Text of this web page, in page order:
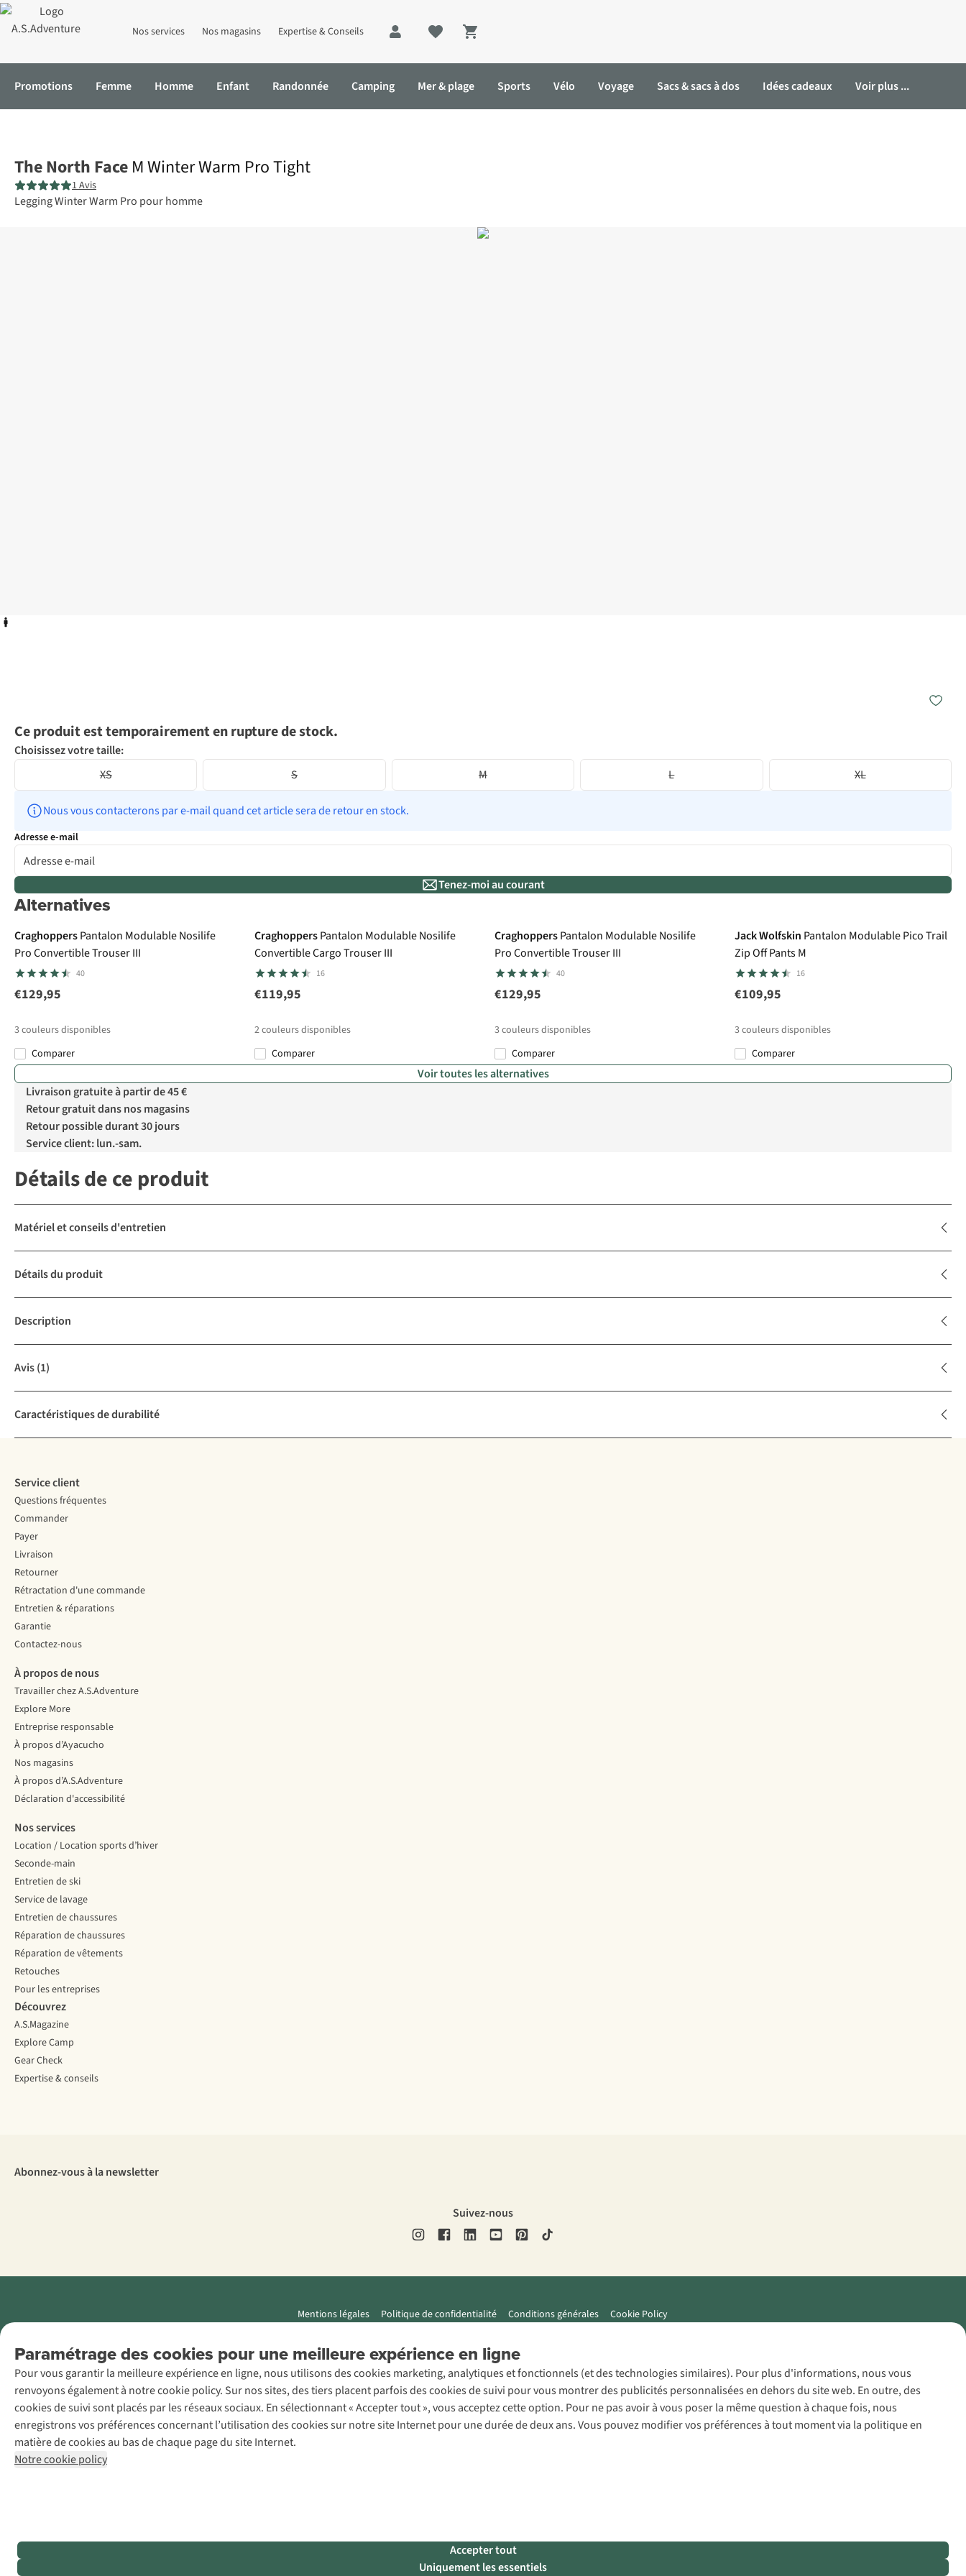
Nos services Nos magasins Expertise & Conseils
Shopping cart
Promotions Femme Homme Enfant Randonnée Camping Mer & plage Sports Vélo Voyage Sacs & sacs à dos Idées cadeaux Voir plus ...
The North Face M Winter Warm Pro Tight
1 Avis
Legging Winter Warm Pro pour homme
Ce produit est temporairement en rupture de stock.
Choisissez votre taille:
XS
S M L XL
Nous vous contacterons par e-mail quand cet article sera de retour en stock.
Adresse e-mail
Tenez-moi au courant
Alternatives
Le choix A.S.Adventure
CraghoppersPantalon Modulable Nosilife
Pro Convertible Trouser III
40
€129,95
3couleurs disponibles
Comparer
CraghoppersPantalon Modulable Nosilife
Convertible Cargo Trouser III
16
€119,95
2couleurs disponibles
Comparer
CraghoppersPantalon Modulable Nosilife
Pro Convertible Trouser III
40
€129,95
3couleurs disponibles
Comparer
Jack Wolfskin Pantalon Modulable Pico Trail
Zip Off Pants M
16
€109,95
3couleurs disponibles
%
Comparer
Voir toutes les alternatives
Livraison gratuite à partir de 45 €
Retour gratuit dans nos magasins
Retour possible durant 30 jours
Service client: lun.-sam.
Détails de ce produit
Matériel et conseils d'entretien
Détails du produit
Description
Avis(1)
Caractéristiques de durabilité
Paramétrage des cookies pour une meilleure expérience en ligne
Pour vous garantir la meilleure expérience en ligne, nous utilisons des cookies marketing, analytiques et fonctionnels (et des technologies similaires). Pour plus d'informations, nous vous
renvoyons également à notre cookie policy. Sur nos sites, des tiers placent parfois des cookies de suivi pour vous montrer des publicités personnalisées en dehors du site web. En outre, des
cookies de suivi sont placés par les réseaux sociaux. En sélectionnant « Accepter tout », vous acceptez cette option. Pour ne pas avoir à vous poser la même question à chaque fois, nous
enregistrons vos préférences concernant l’utilisation des cookies sur notre site Internet pour une durée de deux ans. Vous pouvez modifier vos préférences à tout moment via la politique en
matière de cookies au bas de chaque page du site Internet.
Notre cookie policy
Accepter tout
Uniquement les essentiels
Service client
Questions fréquentes
Commander
Payer
Livraison
Retourner
Rétractation d'une commande
Entretien & réparations
Garantie
Contactez-nous
À propos de nous
Travailler chez A.S.Adventure
Explore More
Entreprise responsable
À propos d’Ayacucho
Nos magasins
À propos d’A.S.Adventure
Déclaration d'accessibilité
Nos services
Location / Location sports d’hiver
Seconde-main
Entretien de ski
Service de lavage
Entretien de chaussures
Réparation de chaussures
Réparation de vêtements
Retouches
Pour les entreprises
Découvrez
A.S.Magazine
Explore Camp
Gear Check
Expertise & conseils
Abonnez-vous à la newsletter
Suivez-nous
Mentions légales Politique de confidentialité Conditions générales Cookie Policy
AS Adventure
Luxemburg SA,
Boulevard F.W.
Raiffeisen 25, L-
2411
Luxembourg
+32 (0)3 828
30 15